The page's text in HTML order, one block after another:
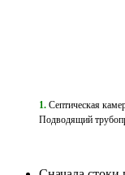
1. Септическая
Подводящий